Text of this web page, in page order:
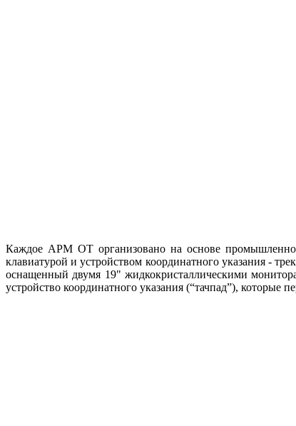
Каждое АРМ ОТ организовано на основе
клавиатурой и устройством координатного указания -
оснащенный двумя 19" жидкокристаллическими
устройство координатного указания (“тачпад”), которые